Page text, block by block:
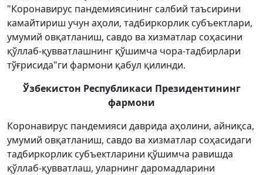
"Коронавирус пандемиясининг салбий таъсирини
камайтириш учун аҳоли, тадбиркорлик субъектлари,
умумий овқатланиш, савдо ва хизматлар соҳасини
қўллаб-қувватлашнинг қўшимча чора-тадбирлари
тўғрисида"ги фармони қабул қилинди.
Ўзбекистон Республикаси Президентининг
фармони
Коронавирус пандемияси даврида аҳолини, айниқса,
умумий овқатланиш, савдо ва хизматлар соҳасидаги
тадбиркорлик субъектларини қўшимча равишда
қўллаб-қувватлаш, уларнинг даромадларини